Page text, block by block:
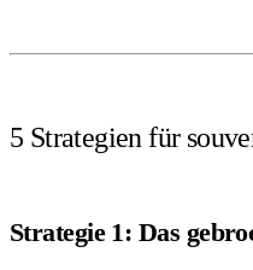
5 Strategien für
Strategie 1: Das